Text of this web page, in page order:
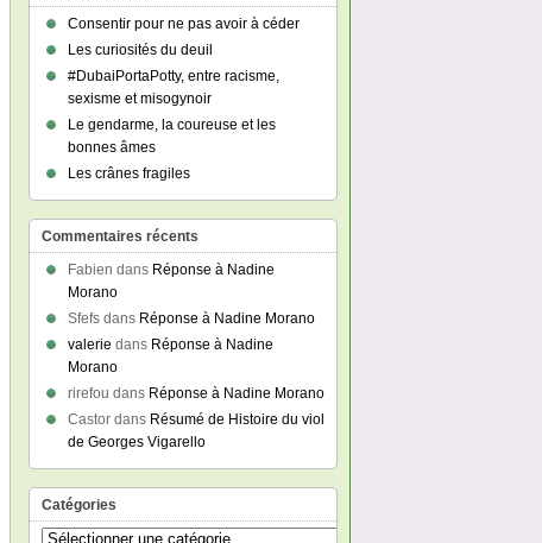
Consentir pour ne pas avoir à céder
Les curiosités du deuil
#DubaiPortaPotty, entre racisme,
sexisme et misogynoir
Le gendarme, la coureuse et les
bonnes âmes
Les crânes fragiles
Commentaires récents
Fabien dans Réponse à Nadine
Morano
Sfefs dans Réponse à Nadine Morano
valerie dans Réponse à Nadine
Morano
rirefou dans Réponse à Nadine Morano
Castor dans Résumé de Histoire du viol
de Georges Vigarello
Catégories
Catégories